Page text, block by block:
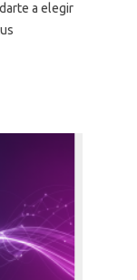
a elegir